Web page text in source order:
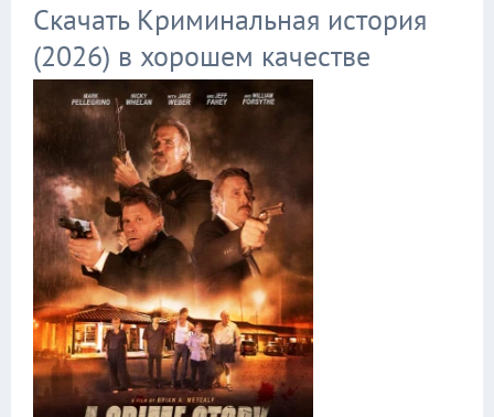
Скачать Криминальная история
(2026) в хорошем качестве